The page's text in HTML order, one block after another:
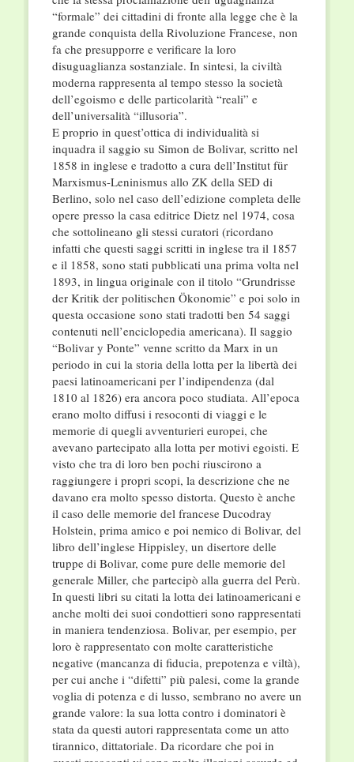
“formale” dei cittadini di fronte alla legge che è la
grande conquista della Rivoluzione Francese, non
fa che presupporre e verificare la loro
disuguaglianza sostanziale. In sintesi, la civiltà
moderna rappresenta al tempo stesso la società
dell’egoismo e delle particolarità “reali” e
dell’universalità “illusoria”.
E proprio in quest’ottica di individualità si
inquadra il saggio su Simon de Bolivar, scritto nel
1858 in inglese e tradotto a cura dell’Institut für
Marxismus-Leninismus allo ZK della SED di
Berlino, solo nel caso dell’edizione completa delle
opere presso la casa editrice Dietz nel 1974, cosa
che sottolineano gli stessi curatori (ricordano
infatti che questi saggi scritti in inglese tra il 1857
e il 1858, sono stati pubblicati una prima volta nel
1893, in lingua originale con il titolo “Grundrisse
der Kritik der politischen Ökonomie” e poi solo in
questa occasione sono stati tradotti ben 54 saggi
contenuti nell’enciclopedia americana). Il saggio
“Bolivar y Ponte” venne scritto da Marx in un
periodo in cui la storia della lotta per la libertà dei
paesi latinoamericani per l’indipendenza (dal
1810 al 1826) era ancora poco studiata. All’epoca
erano molto diffusi i resoconti di viaggi e le
memorie di quegli avventurieri europei, che
avevano partecipato alla lotta per motivi egoisti. E
visto che tra di loro ben pochi riuscirono a
raggiungere i propri scopi, la descrizione che ne
davano era molto spesso distorta. Questo è anche
il caso delle memorie del francese Ducodray
Holstein, prima amico e poi nemico di Bolivar, del
libro dell’inglese Hippisley, un disertore delle
truppe di Bolivar, come pure delle memorie del
generale Miller, che partecipò alla guerra del Perù.
In questi libri su citati la lotta dei latinoamericani e
anche molti dei suoi condottieri sono rappresentati
in maniera tendenziosa. Bolivar, per esempio, per
loro è rappresentato con molte caratteristiche
negative (mancanza di fiducia, prepotenza e viltà),
per cui anche i “difetti” più palesi, come la grande
voglia di potenza e di lusso, sembrano no avere un
grande valore: la sua lotta contro i dominatori è
stata da questi autori rappresentata come un atto
tirannico, dittatoriale. Da ricordare che poi in